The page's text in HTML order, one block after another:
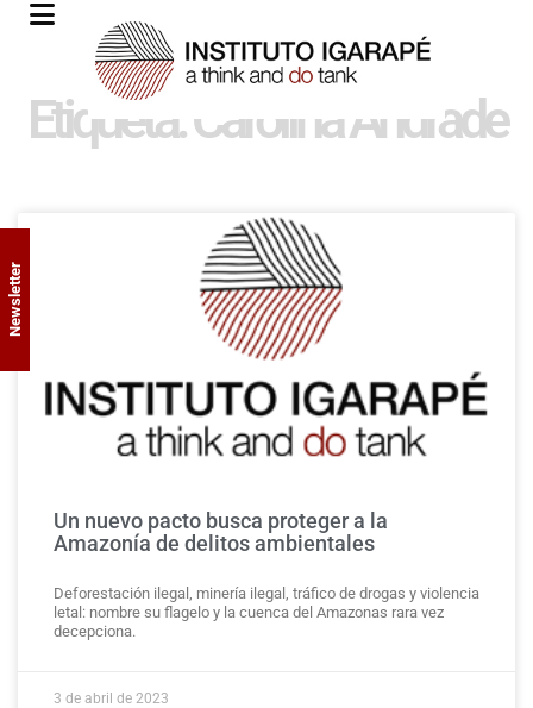
Etiqueta: Carolina Andrade
Un nuevo pacto busca proteger a la
Amazonía de delitos ambientales
Deforestación ilegal, minería ilegal, tráfico de drogas y violencia
letal: nombre su flagelo y la cuenca del Amazonas rara vez
decepciona.
3 de abril de 2023
Newsletter